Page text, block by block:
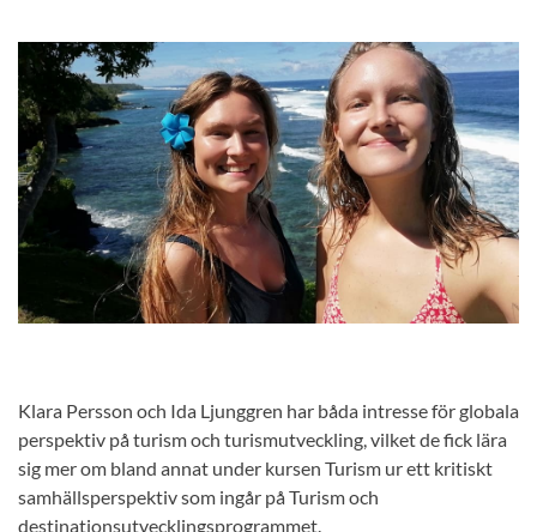
Klara Persson och Ida Ljunggren har båda intresse för globala
perspektiv på turism och turismutveckling, vilket de fick lära
sig mer om bland annat under kursen Turism ur ett kritiskt
samhällsperspektiv som ingår på Turism och
destinationsutvecklingsprogrammet.